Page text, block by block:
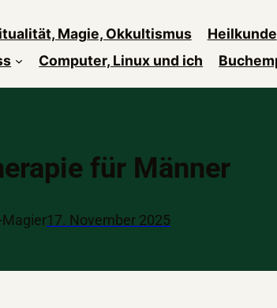
Magie, Okkultismus Heilkunde
Computer, Linux und ich
für Männer
Magier17. November 2025